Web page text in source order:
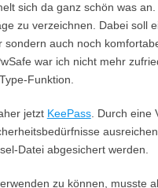
sich da ganz schön was
zu verzeichnen. Dabei soll
sondern auch noch
war ich nicht mehr
Funktion.
jetzt KeePass. Durch eine
Datei abgesichert werden.
zu können, musste